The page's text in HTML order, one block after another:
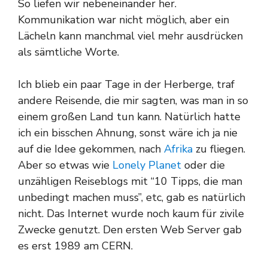
So liefen wir nebeneinander her.
Kommunikation war nicht möglich, aber ein
Lächeln kann manchmal viel mehr ausdrücken
als sämtliche Worte.
Ich blieb ein paar Tage in der Herberge, traf
andere Reisende, die mir sagten, was man in so
einem großen Land tun kann. Natürlich hatte
ich ein bisschen Ahnung, sonst wäre ich ja nie
auf die Idee gekommen, nach Afrika zu fliegen.
Aber so etwas wie Lonely Planet oder die
unzähligen Reiseblogs mit “10 Tipps, die man
unbedingt machen muss”, etc, gab es natürlich
nicht. Das Internet wurde noch kaum für zivile
Zwecke genutzt. Den ersten Web Server gab
es erst 1989 am CERN.